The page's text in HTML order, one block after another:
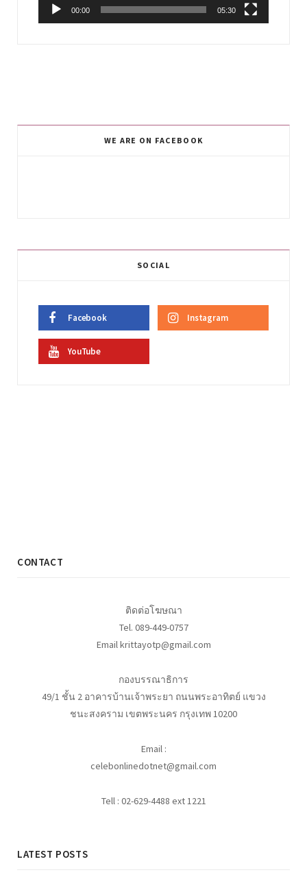
00:00 05:30
WE ARE ON FACEBOOK
SOCIAL
Facebook Instagram
YouTube
CONTACT
ติดต่อโฆษณา
Tel. 089-449-0757
Email krittayotp@gmail.com
กองบรรณาธิการ
49/1 ชั้น 2 อาคารบ้านเจ้าพระยา ถนนพระอาทิตย์ แขวง
ชนะสงคราม เขตพระนคร กรุงเทพ 10200
Email :
celebonlinedotnet@gmail.com
Tell : 02-629-4488 ext 1221
LATEST POSTS